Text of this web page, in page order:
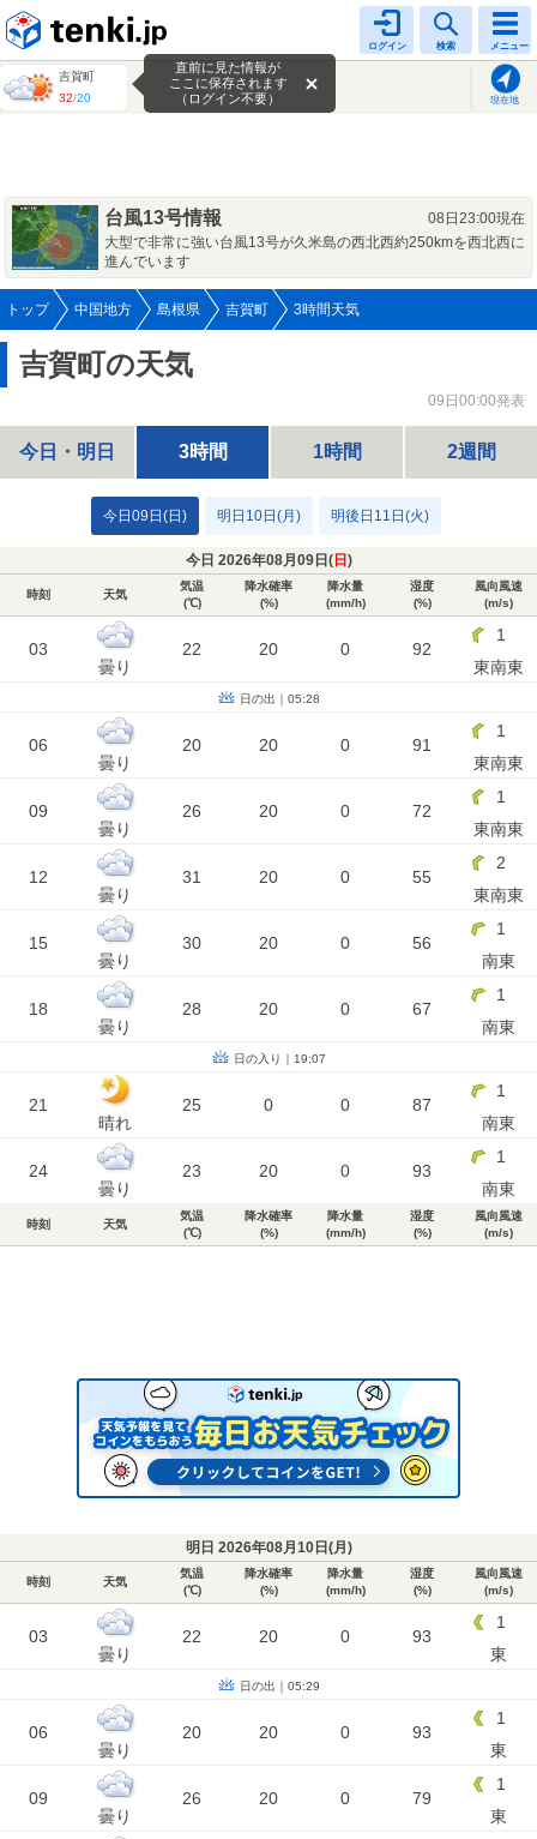
ログイン 検索 メニュー
吉賀町
32/20 現在地
直前に見た情報が
ここに保存されます
（ログイン不要）
台風13号情報
08日23:00現在
大型で非常に強い台風13号が久米島の西北西約250kmを西北西に
進んでいます
トップ 中国地方 島根県 吉賀町 3時間天気
吉賀町の天気
09日00:00発表
今日・明日 3時間 1時間 2週間
今日09日(日) 明日10日(月) 明後日11日(火)
今日 2026年08月09日(日 )
時刻 天気
気温
(℃)
降水確率
(%)
降水量
(mm/h)
湿度
(%)
風向風速
(m/s)
03
曇り
22 20 0 92
1
東南東
日の出｜05:28
06
曇り
20 20 0 91
1
東南東
09
曇り
26 20 0 72
1
東南東
12
曇り
31 20 0 55
2
東南東
15
曇り
30 20 0 56
1
南東
18
曇り
28 20 0 67
1
南東
日の入り｜19:07
21
晴れ
25 0 0 87
1
南東
24
曇り
23 20 0 93
1
南東
時刻 天気
気温
(℃)
降水確率
(%)
降水量
(mm/h)
湿度
(%)
風向風速
(m/s)
明日 2026年08月10日(月 )
時刻 天気
気温
(℃)
降水確率
(%)
降水量
(mm/h)
湿度
(%)
風向風速
(m/s)
03
曇り
22 20 0 93
1
東
日の出｜05:29
06
曇り
20 20 0 93
1
東
09
曇り
26 20 0 79
1
東